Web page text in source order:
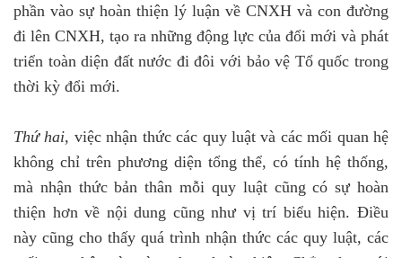
phần vào sự hoàn thiện lý luận về CNXH và con đường
đi lên CNXH, tạo ra những động lực của đổi mới và phát
triển toàn diện đất nước đi đôi với bảo vệ Tổ quốc trong
thời kỳ đổi mới.
Thứ hai, việc nhận thức các quy luật và các mối quan hệ
không chỉ trên phương diện tổng thể, có tính hệ thống,
mà nhận thức bản thân mỗi quy luật cũng có sự hoàn
thiện hơn về nội dung cũng như vị trí biểu hiện. Điều
này cũng cho thấy quá trình nhận thức các quy luật, các